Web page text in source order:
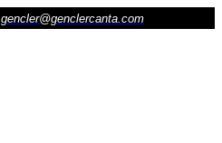
gencler@genclercanta.com